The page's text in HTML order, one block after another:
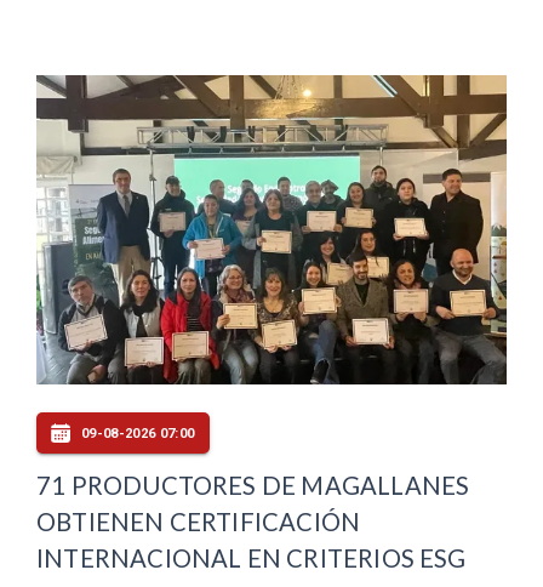
09-08-2026 07:00
71 PRODUCTORES DE MAGALLANES
OBTIENEN CERTIFICACIÓN
INTERNACIONAL EN CRITERIOS ESG